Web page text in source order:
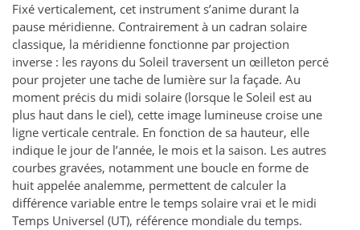
Fixé verticalement, cet instrument s’anime durant la
pause méridienne. Contrairement à un cadran solaire
classique, la méridienne fonctionne par projection
inverse : les rayons du Soleil traversent un œilleton percé
pour projeter une tache de lumière sur la façade. Au
moment précis du midi solaire (lorsque le Soleil est au
plus haut dans le ciel), cette image lumineuse croise une
ligne verticale centrale. En fonction de sa hauteur, elle
indique le jour de l’année, le mois et la saison. Les autres
courbes gravées, notamment une boucle en forme de
huit appelée analemme, permettent de calculer la
différence variable entre le temps solaire vrai et le midi
Temps Universel (UT), référence mondiale du temps.